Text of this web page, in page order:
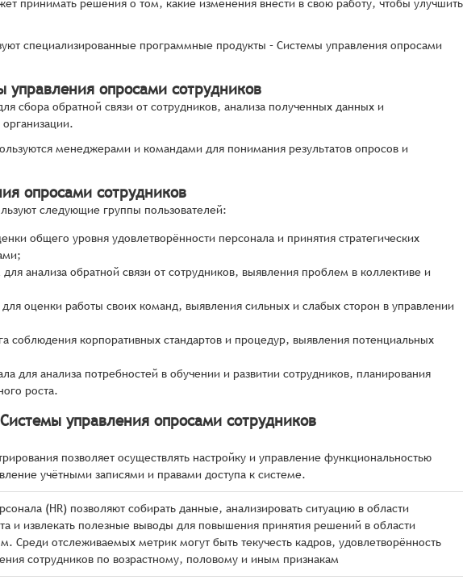
принимать решения о том, какие изменения внести в свою работу, чтобы улучшить
специализированные программные продукты – Системы управления опросами
опросами сотрудников
сбора обратной связи от сотрудников, анализа полученных данных и
менеджерами и командами для понимания результатов опросов и
опросами сотрудников
следующие группы пользователей:
общего уровня удовлетворённости персонала и принятия стратегических
анализа обратной связи от сотрудников, выявления проблем в коллективе и
оценки работы своих команд, выявления сильных и слабых сторон в управлении
соблюдения корпоративных стандартов и процедур, выявления потенциальных
для анализа потребностей в обучении и развитии сотрудников, планирования
роста.
управления опросами сотрудников
позволяет осуществлять настройку и управление функциональностью
учётными записями и правами доступа к системе.
(HR) позволяют собирать данные, анализировать ситуацию в области
и извлекать полезные выводы для повышения принятия решений в области
Среди отслеживаемых метрик могут быть текучесть кадров, удовлетворённость
сотрудников по возрастному, половому и иным признакам